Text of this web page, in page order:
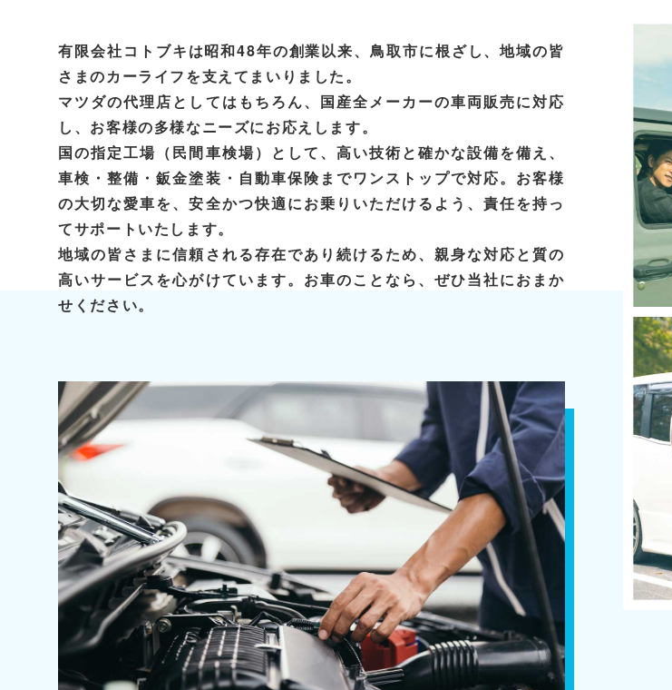
有限会社コトブキは昭和48年の創業以来、鳥取市に根ざし、地域の皆
さまのカーライフを支えてまいりました。
マツダの代理店としてはもちろん、国産全メーカーの車両販売に対応
し、お客様の多様なニーズにお応えします。
国の指定工場（民間車検場）として、高い技術と確かな設備を備え、
車検・整備・鈑金塗装・自動車保険までワンストップで対応。お客様
の大切な愛車を、安全かつ快適にお乗りいただけるよう、責任を持っ
てサポートいたします。
地域の皆さまに信頼される存在であり続けるため、親身な対応と質の
高いサービスを心がけています。お車のことなら、ぜひ当社におまか
せください。